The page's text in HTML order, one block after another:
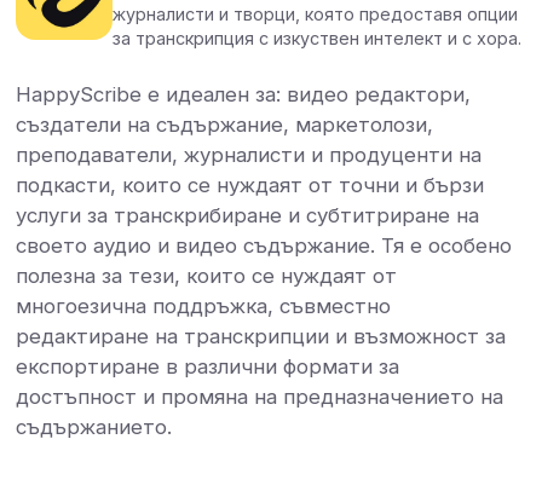
журналисти и творци, която предоставя опции
за транскрипция с изкуствен интелект и с хора.
HappyScribe е идеален за: видео редактори,
създатели на съдържание, маркетолози,
преподаватели, журналисти и продуценти на
подкасти, които се нуждаят от точни и бързи
услуги за транскрибиране и субтитриране на
своето аудио и видео съдържание. Тя е особено
полезна за тези, които се нуждаят от
многоезична поддръжка, съвместно
редактиране на транскрипции и възможност за
експортиране в различни формати за
достъпност и промяна на предназначението на
съдържанието.